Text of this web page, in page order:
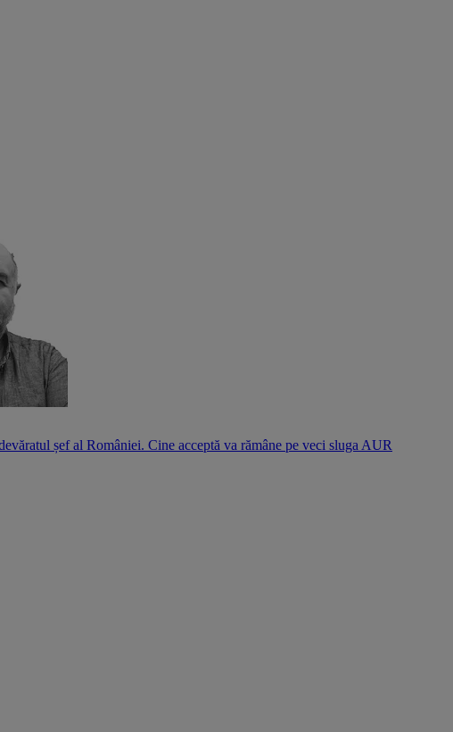
șef al României. Cine acceptă va rămâne pe veci sluga AUR